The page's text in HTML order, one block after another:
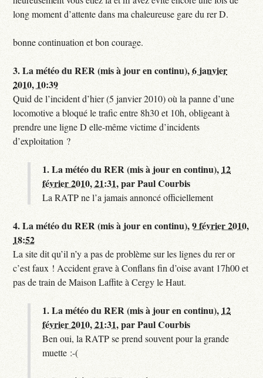
long moment d’attente dans ma chaleureuse gare du rer D.
bonne continuation et bon courage.
3.La météo du RER (mis à jour en continu),6 janvier
2010, 10:39
Quid de l’incident d’hier (5 janvier 2010) où la panne d’une
locomotive a bloqué le trafic entre 8h30 et 10h, obligeant à
prendre une ligne D elle-même victime d’incidents
d’exploitation ?
1.La météo du RER (mis à jour en continu), 12
février 2010, 21:31,parPaul Courbis
La RATP ne l’a jamais annoncé officiellement
4.La météo du RER (mis à jour en continu),9 février 2010,
18:52
La site dit qu’il n’y a pas de problème sur les lignes du rer or
c’est faux ! Accident grave à Conflans fin d’oise avant 17h00 et
pas de train de Maison Laffite à Cergy le Haut.
1.La météo du RER (mis à jour en continu), 12
février 2010, 21:31,parPaul Courbis
Ben oui, la RATP se prend souvent pour la grande
muette :-(